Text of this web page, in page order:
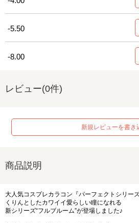
-5.50
-8.00
レビュー(0件)
新規レビューを書き
商品説明
大人気コスプレカラコン『パーフェクトシリー
くりんとしたカワイイ愛らしい瞳になれる
新シリーズ“フルブルーム”が登場しました♪